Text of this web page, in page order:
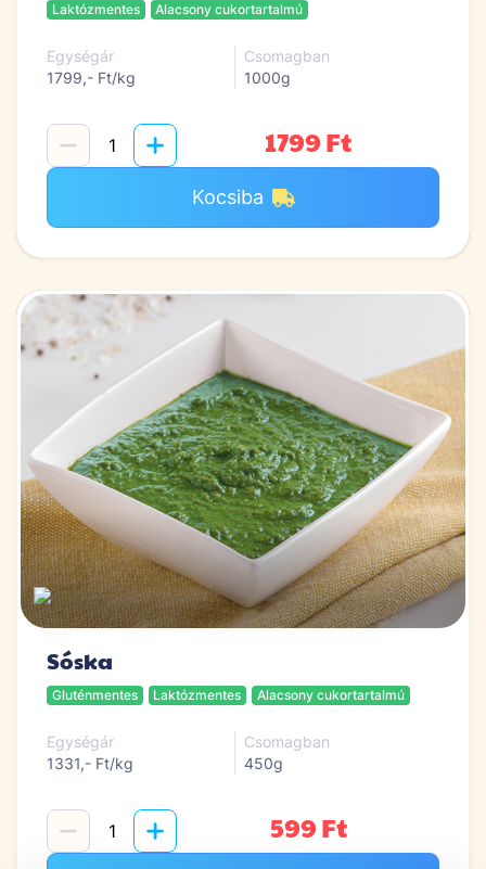
Laktózmentes Alacsony cukortartalmú
Egységár
1799,- Ft/kg
Csomagban
1000g
1799 Ft
Kocsiba
Sóska
Gluténmentes Laktózmentes Alacsony cukortartalmú
Egységár
1331,- Ft/kg
Csomagban
450g
599 Ft